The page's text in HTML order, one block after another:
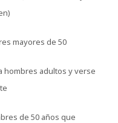
mayores de 50
hombres adultos y verse
de 50 años que